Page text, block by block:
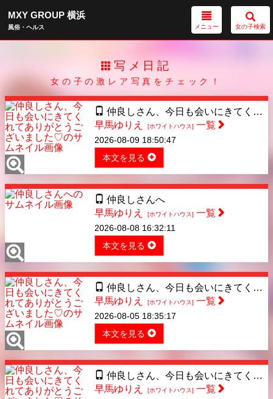
女の子検索
メニュー
MXY GROUP 横浜
風俗・ヘルス
写メ日記
女の子の激レア写真をチェック！
仲良しさん、今日も会いにきてくれてありがとうございました♡
早馬ゆりえ
[ホワイトハウス] 一覧
2026-08-09 18:50:47
本文を見る
仲良しさんへ
早馬ゆりえ
[ホワイトハウス] 一覧
2026-08-08 16:32:11
本文を見る
仲良しさん、今日も会いにきてくれてありがとうございました♡
早馬ゆりえ
[ホワイトハウス] 一覧
2026-08-05 18:35:17
本文を見る
仲良しさん、今日も会いにきてくれてありがとうございました♡
早馬ゆりえ
[ホワイトハウス] 一覧